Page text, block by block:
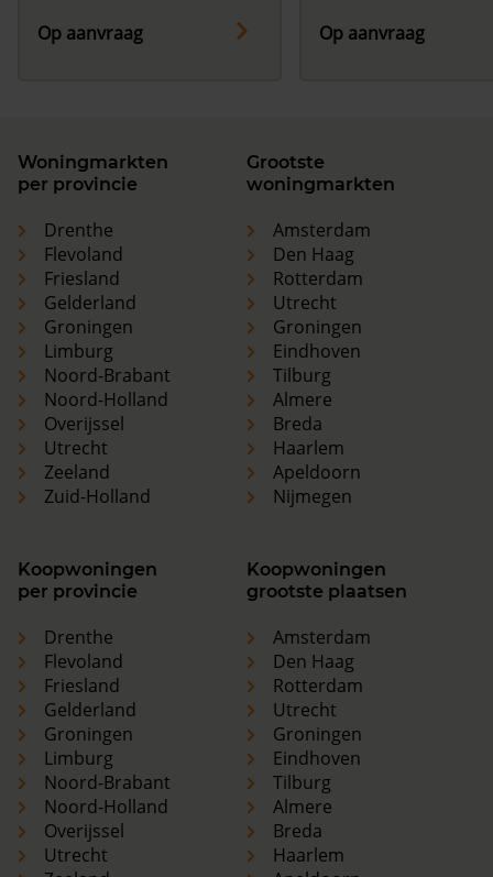
Op aanvraag
Op aanvraag
Woningmarkten
per provincie
Drenthe
Flevoland
Friesland
Gelderland
Groningen
Limburg
Noord-Brabant
Noord-Holland
Overijssel
Utrecht
Zeeland
Zuid-Holland
Grootste
woningmarkten
Amsterdam
Den Haag
Rotterdam
Utrecht
Groningen
Eindhoven
Tilburg
Almere
Breda
Haarlem
Apeldoorn
Nijmegen
Koopwoningen
per provincie
Drenthe
Flevoland
Friesland
Gelderland
Groningen
Limburg
Noord-Brabant
Noord-Holland
Overijssel
Utrecht
Koopwoningen
grootste plaatsen
Amsterdam
Den Haag
Rotterdam
Utrecht
Groningen
Eindhoven
Tilburg
Almere
Breda
Haarlem